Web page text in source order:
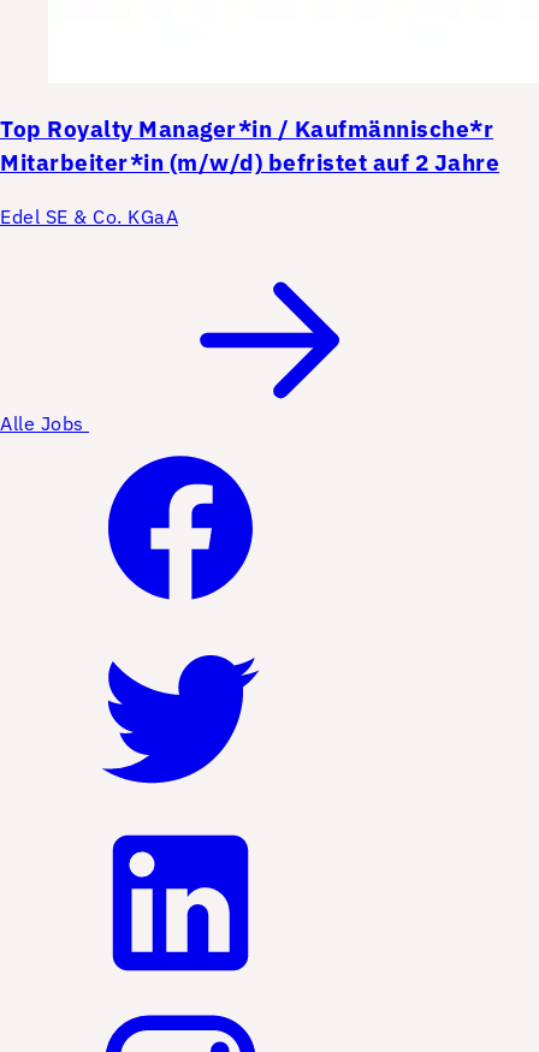
Top Royalty Manager*in / Kaufmännische*r
Mitarbeiter*in (m/w/d) befristet auf 2 Jahre
Edel SE & Co. KGaA
Alle Jobs